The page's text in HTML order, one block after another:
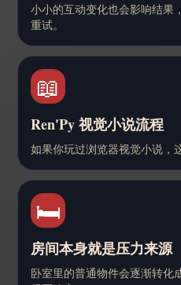
小小的互动变化也会影响结果
重试。
📖
Ren'Py 视觉小说流程
如果你玩过浏览器视觉小说，
🛏️
房间本身就是压力来源
卧室里的普通物件会逐渐转化